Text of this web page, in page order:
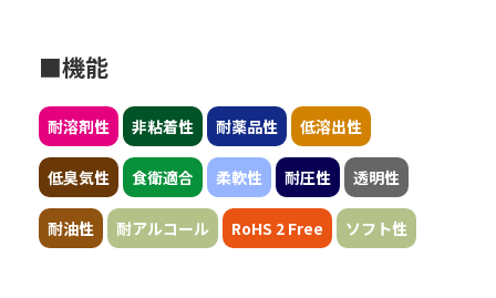
■機能
耐溶剤性 非粘着性 耐薬品性 低溶出性
低臭気性 食衛適合 柔軟性 耐圧性 透明性
耐油性 耐アルコール RoHS 2 Free ソフト性